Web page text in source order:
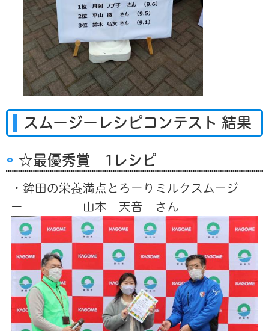
スムージーレシピコンテスト 結果
☆最優秀賞 1レシピ
・鉾田の栄養満点とろーりミルクスムージ
ー 山本 天音 さん